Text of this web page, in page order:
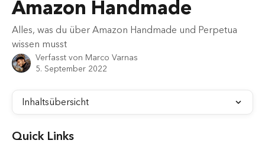
Amazon Handmade
Alles, was du über Amazon Handmade und Perpetua
wissen musst
Verfasst von Marco Varnas
5. September 2022
Inhaltsübersicht
Quick Links